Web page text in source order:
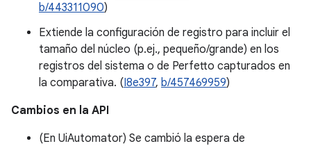
b/443311090)
Extiende la configuración de registro para incluir el
tamaño del núcleo (p.ej., pequeño/grande) en los
registros del sistema o de Perfetto capturados en
la comparativa. (I8e397, b/457469959)
Cambios en la API
(En UiAutomator) Se cambió la espera de